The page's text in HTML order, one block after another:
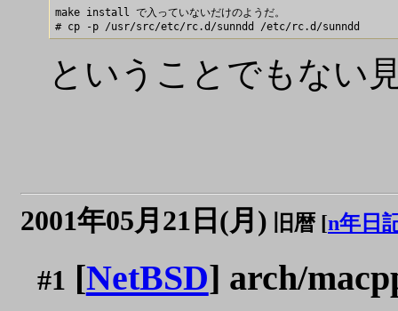
make install で入っていないだけのようだ。
ということでもない
2001年05月21日(月) 旧暦 [n年日
#1 [NetBSD] arch/